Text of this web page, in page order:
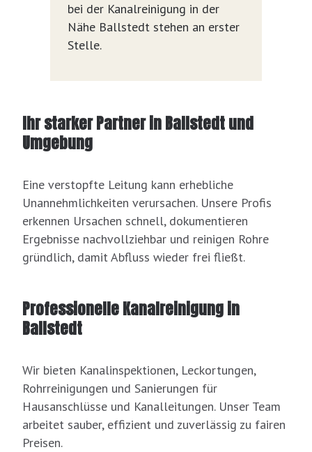
bei der Kanalreinigung in der
Nähe Ballstedt stehen an erster
Stelle.
Ihr starker Partner in Ballstedt und
Umgebung
Eine verstopfte Leitung kann erhebliche
Unannehmlichkeiten verursachen. Unsere Profis
erkennen Ursachen schnell, dokumentieren
Ergebnisse nachvollziehbar und reinigen Rohre
gründlich, damit Abfluss wieder frei fließt.
Professionelle Kanalreinigung in
Ballstedt
Wir bieten Kanalinspektionen, Leckortungen,
Rohrreinigungen und Sanierungen für
Hausanschlüsse und Kanalleitungen. Unser Team
arbeitet sauber, effizient und zuverlässig zu fairen
Preisen.